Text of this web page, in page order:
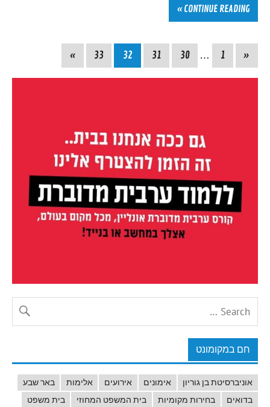
CONTINUE READING »
«
1
…
30
31
32
33
»
חם במקומונט
אוניברסיטת בן גוריון אימונים אירועים אלימות
באר שבע
בדואים
בחירות מקומיות בית המשפט המחוזי
בית משפט